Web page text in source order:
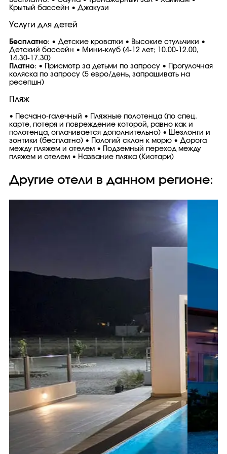
Крытый бассейн • Джакузи
Услуги для детей
Бесплатно: • Детские кроватки • Высокие стульчики •
Детский бассейн • Мини-клуб (4-12 лет; 10.00-12.00,
14.30-17.30)
Платно: • Присмотр за детьми по запросу • Прогулочная
коляска по запросу (5 евро/день, запрашивать на
ресепшн)
Пляж
• Песчано-галечный • Пляжные полотенца (по спец.
карте, потеря и повреждение которой, равно как и
полотенца, оплачивается дополнительно) • Шезлонги и
зонтики (бесплатно) • Пологий склон к морю • Дорога
между пляжем и отелем • Подземный переход между
пляжем и отелем • Название пляжа (Киотари)
Другие отели в данном регионе: